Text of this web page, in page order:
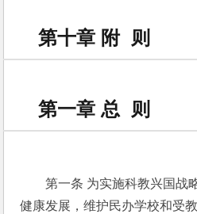
第十章 附 则
第一章 总 则
第一条 为实施科教兴国战
健康发展，维护民办学校和受